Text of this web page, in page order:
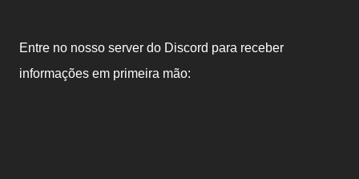
Entre no nosso server do Discord para receber
informações em primeira mão: